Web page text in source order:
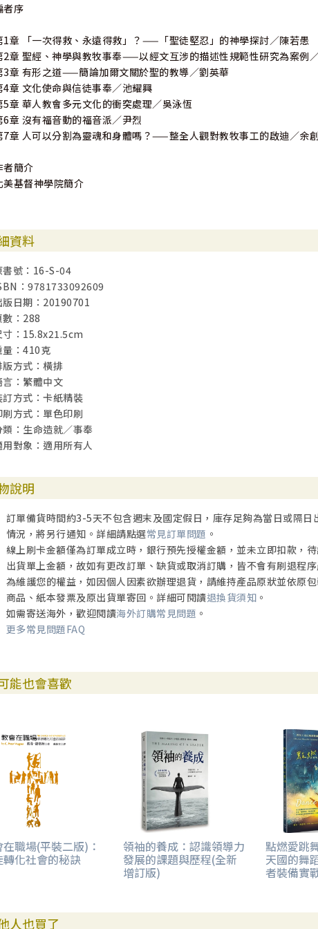
者序
1章 「一次得救、永遠得救」？——「聖徒堅忍」的神學探討／陳若愚
2章 聖經、神學與教牧事奉——以經文互涉的描述性規範性研究為案例
3章 有形之道——簡論加爾文關於聖的教導／劉英華
4章 文化使命與信徒事奉／池耀興
5章 華人教會多元文化的衝突處理／吳泳恆
6章 沒有福音動的福音派／尹烈
7章 人可以分割為靈魂和身體嗎？——整全人觀對教牧事工的啟迪／余
者簡介
美基督神學院簡介
資料
書號：16-S-04
：9781733092609
版日期：20190701
數：288
寸：15.8x21.5cm
量：410克
版方式：橫排
言：繁體中文
訂方式：卡紙精裝
刷方式：單色印刷
類：生命造就／事奉
用對象：適用所有人
說明
訂單備貨時間約3-5天不包含週末及國定假日，庫存足夠為當日或隔
情況，將另行通知。詳細請點選常見訂單問題 。
線上刷卡金額僅為訂單成立時，銀行預先授權金額，並未立即扣款，
出貨單上金額，故如有更改訂單、缺貨或取消訂購，皆不會有刷退程序
為維護您的權益，如因個人因素欲辦理退貨，請維持產品原狀並依原
商品、紙本發票及原出貨單寄回。詳細可閱讀退換貨須知 。
如需寄送海外，歡迎閱讀海外訂購常見問題 。
更多常見問題FAQ
能也會喜歡
職場(平裝二版)：
轉化社會的秘訣
領袖的養成：認識領導力
發展的課題與歷程(全新
增訂版)
點燃愛跳
天國的舞
者裝備實
人也買了